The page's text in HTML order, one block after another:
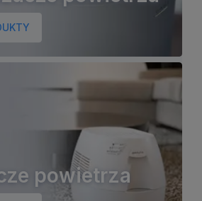
powietrza